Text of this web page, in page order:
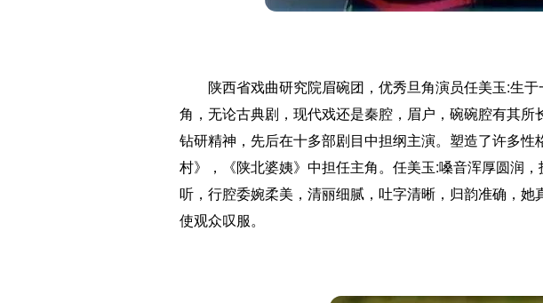
陕西省戏曲研究院眉碗团，优秀旦角演员任美玉:生
角，无论古典剧，现代戏还是秦腔，眉户，碗碗腔有其
钻研精神，先后在十多部剧目中担纲主演。塑造了许多
村》，《陕北婆姨》中担任主角。任美玉:嗓音浑厚圆润
听，行腔委婉柔美，清丽细腻，吐字清晰，归韵准确，她
使观众叹服。